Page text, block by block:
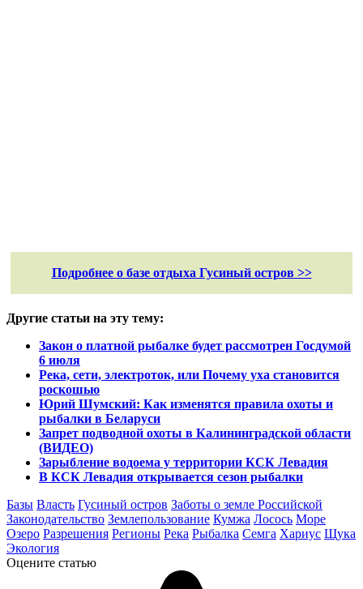
Подробнее о базе отдыха Гусиный остров >>
Другие статьи на эту тему:
Закон о платной рыбалке будет рассмотрен Госдумой
6 июля
Река, сети, электроток, или Почему уха становится
роскошью
Юрий Шумский: Как изменятся правила охоты и
рыбалки в Беларуси
Запрет подводной охоты в Калининградской области
(ВИДЕО)
Зарыбление водоема у территории КСК Левадия
В КСК Левадия открывается сезон рыбалки
Базы Власть Гусиный остров Заботы о земле Российской
Законодательство Землепользование Кумжа Лосось Море
Озеро Разрешения Регионы Река Рыбалка Семга Хариус Щука
Экология
Оцените статью